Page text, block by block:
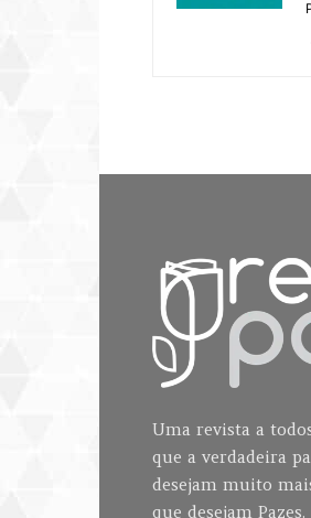
Uma revista a
que a verdadeira
desejam muito
que desejam Pazes.